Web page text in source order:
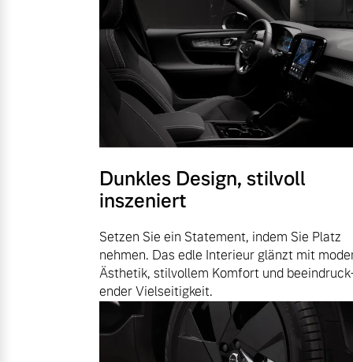
Dunkles Design, stilvoll
inszeniert
Setzen Sie ein Statement, indem Sie Platz
nehmen. Das edle Interieur glänzt mit
Ästhetik, stilvollem Komfort und
ender Vielseitigkeit.